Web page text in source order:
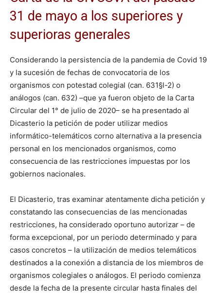
31 de mayo a los superiores y
superioras generales
Considerando la persistencia de la pandemia de Covid 19
y la sucesión de fechas de convocatoria de los
organismos con potestad colegial (can. 631§l-2) o
análogos (can. 632) –que ya fueron objeto de la Carta
Circular del 1° de julio de 2020– se ha presentado al
Dicasterio la petición de poder utilizar medios
informático-telemáticos corno alternativa a la presencia
personal en los mencionados organismos, como
consecuencia de las restricciones impuestas por los
gobiernos nacionales.
El Dicasterio, tras examinar atentamente dicha petición y
constatando las consecuencias de las mencionadas
restricciones, ha considerado oportuno autorizar – de
forma excepcional, por un periodo determinado y para
casos concretos – la utilización de medios telemáticos
destinados a la conexión a distancia de los miembros de
organismos colegiales o análogos. El periodo comienza
desde la fecha de la presente circular hasta finales del